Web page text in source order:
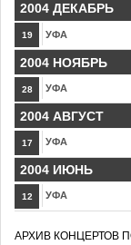
2004 ДЕКАБРЬ
19 УФА
2004 НОЯБРЬ
28 УФА
2004 АВГУСТ
17 УФА
2004 ИЮНЬ
12 УФА
АРХИВ КОНЦЕРТОВ